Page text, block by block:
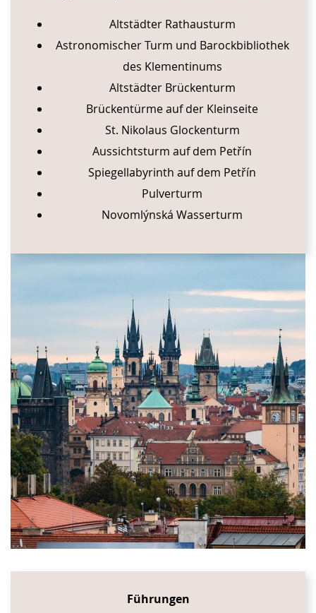
Altstädter Rathausturm
Astronomischer Turm und Barockbibliothek
des Klementinums
Altstädter Brückenturm
Brückentürme auf der Kleinseite
St. Nikolaus Glockenturm
Aussichtsturm auf dem Petřín
Spiegellabyrinth auf dem Petřín
Pulverturm
Novomlýnská Wasserturm
Führungen